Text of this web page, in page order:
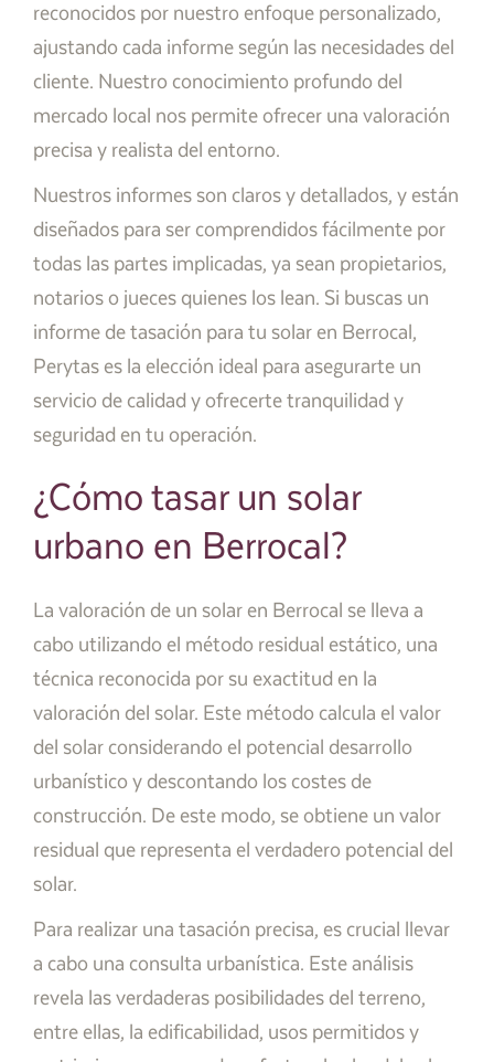
reconocidos por nuestro enfoque personalizado,
ajustando cada informe según las necesidades del
cliente. Nuestro conocimiento profundo del
mercado local nos permite ofrecer una valoración
precisa y realista del entorno.
Nuestros informes son claros y detallados, y están
diseñados para ser comprendidos fácilmente por
todas las partes implicadas, ya sean propietarios,
notarios o jueces quienes los lean. Si buscas un
informe de tasación para tu solar en Berrocal,
Perytas es la elección ideal para asegurarte un
servicio de calidad y ofrecerte tranquilidad y
seguridad en tu operación.
¿Cómo tasar un solar
urbano en Berrocal?
La valoración de un solar en Berrocal se lleva a
cabo utilizando el método residual estático, una
técnica reconocida por su exactitud en la
valoración del solar. Este método calcula el valor
del solar considerando el potencial desarrollo
urbanístico y descontando los costes de
construcción. De este modo, se obtiene un valor
residual que representa el verdadero potencial del
solar.
Para realizar una tasación precisa, es crucial llevar
a cabo una consulta urbanística. Este análisis
revela las verdaderas posibilidades del terreno,
entre ellas, la edificabilidad, usos permitidos y